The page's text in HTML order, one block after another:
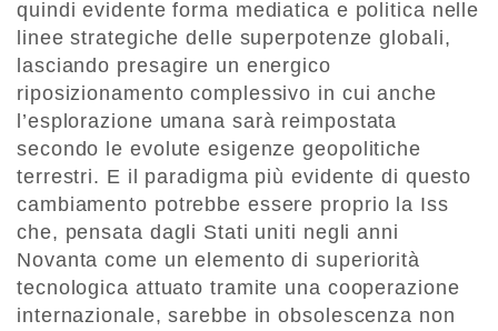
quindi evidente forma mediatica e politica nelle
linee strategiche delle superpotenze globali,
lasciando presagire un energico
riposizionamento complessivo in cui anche
l’esplorazione umana sarà reimpostata
secondo le evolute esigenze geopolitiche
terrestri. E il paradigma più evidente di questo
cambiamento potrebbe essere proprio la Iss
che, pensata dagli Stati uniti negli anni
Novanta come un elemento di superiorità
tecnologica attuato tramite una cooperazione
internazionale, sarebbe in obsolescenza non